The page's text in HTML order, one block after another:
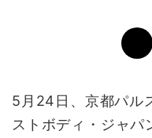
5月24日、京都パル
ストボディ・ジャ